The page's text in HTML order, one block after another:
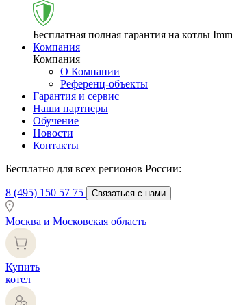
Бесплатная полная гарантия на котлы
Компания
Компания
О Компании
Референц-объекты
Гарантия и сервис
Наши партнеры
Обучение
Новости
Контакты
Бесплатно для всех регионов России:
8 (495) 150 57 75 Связаться с нами
Москва и Московская область
Купить
котел